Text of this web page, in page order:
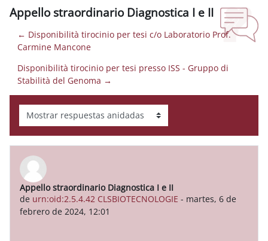
Appello straordinario Diagnostica I e II
← Disponibilità tirocinio per tesi c/o Laboratorio Prof.
Carmine Mancone
Disponibilità tirocinio per tesi presso ISS - Gruppo di
Stabilità del Genoma →
Mostrar modo
Appello straordinario Diagnostica I e II
de urn:oid:2.5.4.42 CLSBIOTECNOLOGIE - martes, 6 de
febrero de 2024, 12:01
Número de respuestas: 0